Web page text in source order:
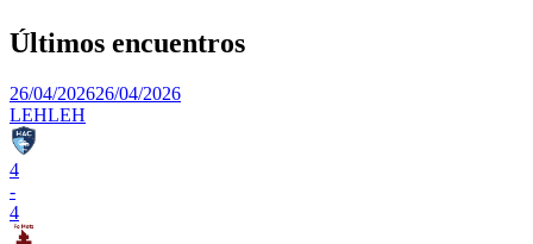
Últimos encuentros
26/04/202626/04/2026
LEHLEH
4
-
4